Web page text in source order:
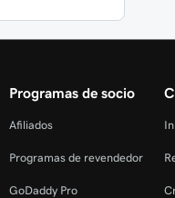
Programas de socio
Afiliados
Programas de revendedor
GoDaddy Pro